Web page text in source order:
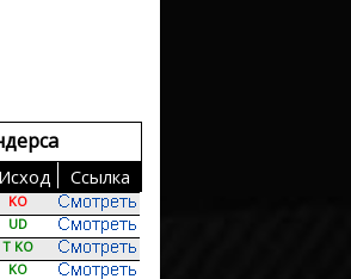
Исход Сcылка
KO
UD
T KO
KO